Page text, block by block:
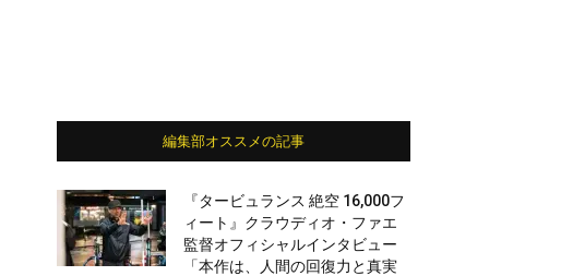
編集部オススメの記事
『タービュランス 絶空 16,000フ
ィート』クラウディオ・ファエ
監督オフィシャルインタビュー
「本作は、人間の回復力と真実